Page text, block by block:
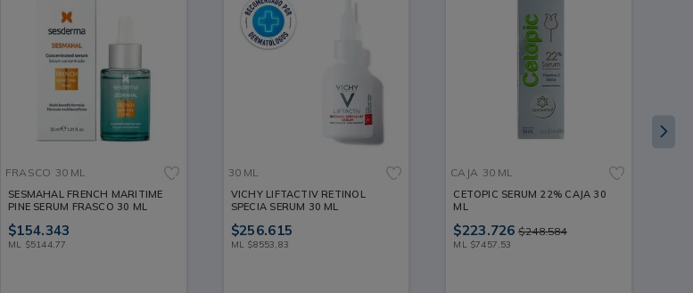
FRASCO 30 ML
SESMAHAL FRENCH MARITIME
PINE SERUM FRASCO 30 ML
$154.343
ML $5144,77
30 ML
VICHY LIFTACTIV RETINOL
SPECIA SERUM 30 ML
$256.615
ML $8553,83
CAJA 30 ML
CETOPIC SERUM 22% CAJA 30
ML
$223.726 $248.584
ML $7457,53